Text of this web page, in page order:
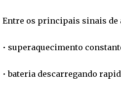
Entre os principais sinais de
• superaquecimento
• bateria descarregando